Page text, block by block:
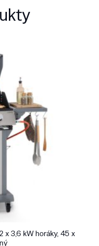
x 3,6 kW horáky, 45 x